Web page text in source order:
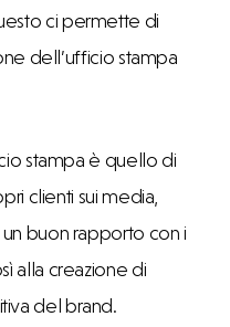
ci permette di
dell’ufficio stampa
stampa è quello di
clienti sui media,
buon rapporto con i
alla creazione di
del brand.